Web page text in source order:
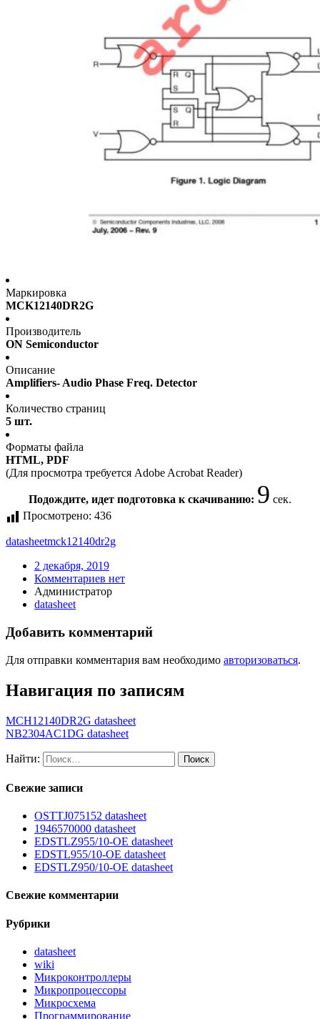
Маркировка
MCK12140DR2G
Производитель
ON Semiconductor
Описание
Amplifiers- Audio Phase Freq. Detector
Количество страниц
5 шт.
Форматы файла
HTML, PDF
(Для просмотра требуется Adobe Acrobat Reader)
Подождите, идет подготовка к скачиванию: 9 сек.
Просмотрено: 436
datasheetmck12140dr2g
2 декабря, 2019
Комментариев нет
Администратор
datasheet
Добавить комментарий
Для отправки комментария вам необходимо авторизоваться.
Навигация по записям
MCH12140DR2G datasheet
NB2304AC1DG datasheet
Найти:
Свежие записи
OSTTJ075152 datasheet
1946570000 datasheet
EDSTLZ955/10-OE datasheet
EDSTL955/10-OE datasheet
EDSTLZ950/10-OE datasheet
Свежие комментарии
Рубрики
datasheet
wiki
Микроконтроллеры
Микропроцессоры
Микросхема
Программирование